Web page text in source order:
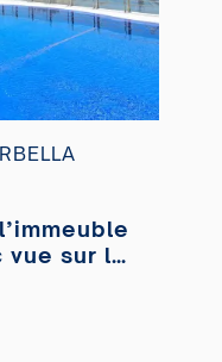
vue sur la